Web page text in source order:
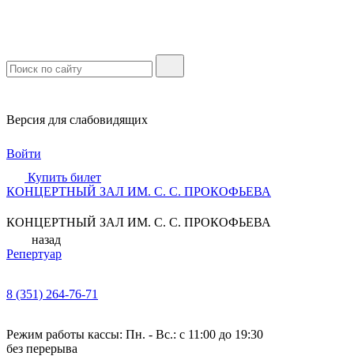
Версия для слабовидящих
Войти
Купить билет
КОНЦЕРТНЫЙ ЗАЛ ИМ. С. С. ПРОКОФЬЕВА
КОНЦЕРТНЫЙ ЗАЛ ИМ. С. С. ПРОКОФЬЕВА
назад
Репертуар
8 (351) 264-76-71
Режим работы кассы: Пн. - Вс.: с 11:00 до 19:30
без перерыва